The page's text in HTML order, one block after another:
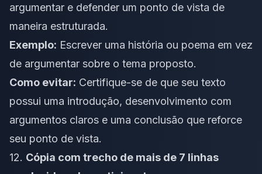
argumentar e defender um ponto de vista de
maneira estruturada.
Exemplo: Escrever uma história ou poema em vez
de argumentar sobre o tema proposto.
Como evitar: Certifique-se de que seu texto
possui uma introdução, desenvolvimento com
argumentos claros e uma conclusão que reforce
seu ponto de vista.
12. Cópia com trecho de mais de 7 linhas